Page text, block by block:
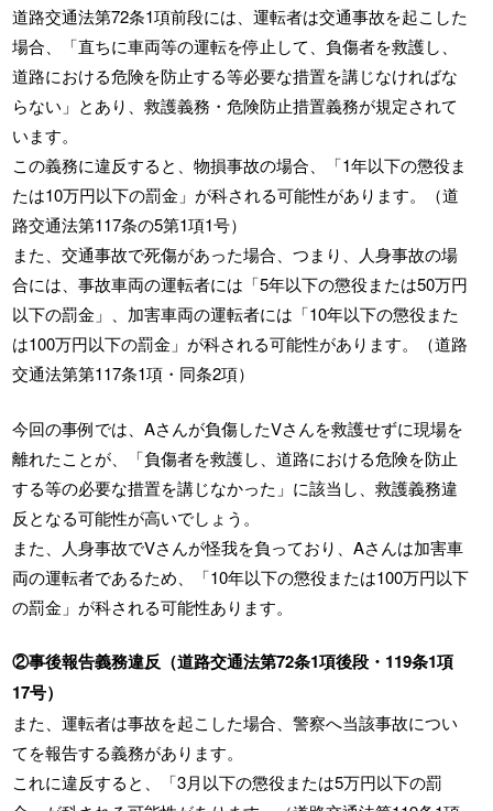
道路交通法第72条1項前段には、運転者は交通事故を起こした
場合、「直ちに車両等の運転を停止して、負傷者を救護し、
道路における危険を防止する等必要な措置を講じなければな
らない」とあり、救護義務・危険防止措置義務が規定されて
います。
この義務に違反すると、物損事故の場合、「1年以下の懲役ま
たは10万円以下の罰金」が科される可能性があります。（道
路交通法第117条の5第1項1号）
また、交通事故で死傷があった場合、つまり、人身事故の場
合には、事故車両の運転者には「5年以下の懲役または50万円
以下の罰金」、加害車両の運転者には「10年以下の懲役また
は100万円以下の罰金」が科される可能性があります。（道路
交通法第第117条1項・同条2項）
今回の事例では、Aさんが負傷したVさんを救護せずに現場を
離れたことが、「負傷者を救護し、道路における危険を防止
する等の必要な措置を講じなかった」に該当し、救護義務違
反となる可能性が高いでしょう。
また、人身事故でVさんが怪我を負っており、Aさんは加害車
両の運転者であるため、「10年以下の懲役または100万円以下
の罰金」が科される可能性あります。
②事後報告義務違反（道路交通法第72条1項後段・119条1項
17号）
また、運転者は事故を起こした場合、警察へ当該事故につい
てを報告する義務があります。
これに違反すると、「3月以下の懲役または5万円以下の罰